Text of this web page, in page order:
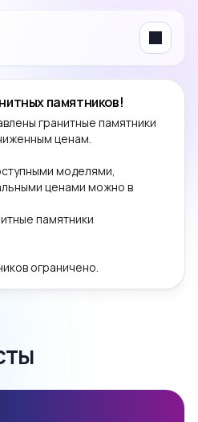
Menu
памятников!
гранитные памятники
ценам.
моделями,
ценами можно в
памятники
ограничено.